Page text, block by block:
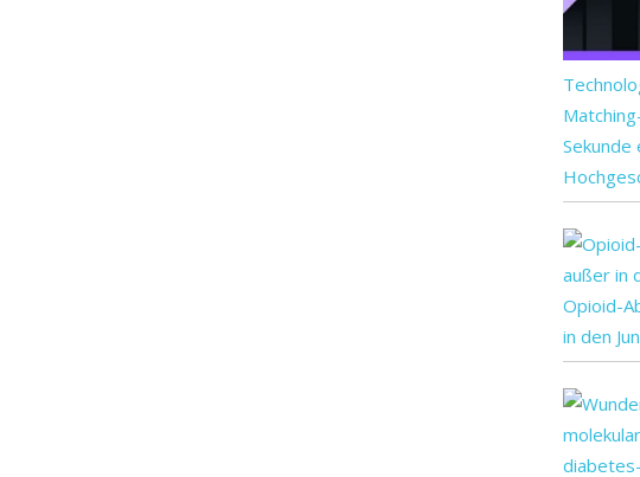
Opioid-
in den